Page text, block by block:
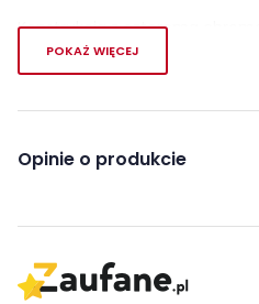
Konstrukcja z czterema
gwarantuje równomierne
krzesło jeststabilne i
nowoczesny design i wygodę.
Cechy
POKAŻ WIĘCEJ
Opinie o produkcie